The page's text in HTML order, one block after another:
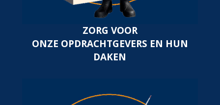
ZORG VOOR
ONZE OPDRACHTGEVERS EN HUN
DAKEN